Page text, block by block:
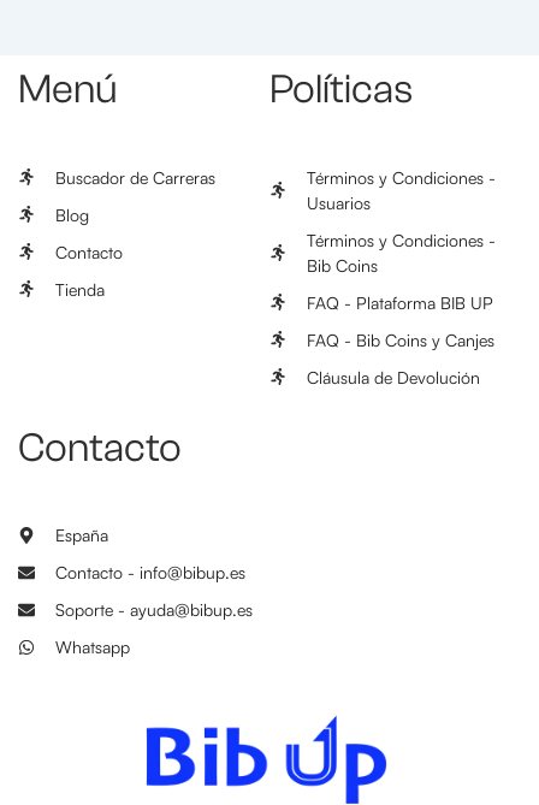
Menú
Buscador de Carreras
Blog
Contacto
Tienda
Políticas
Términos y Condiciones -
Usuarios
Términos y Condiciones -
Bib Coins
FAQ - Plataforma BIB UP
FAQ - Bib Coins y Canjes
Cláusula de Devolución
Contacto
España
Contacto - info@bibup.es
Soporte - ayuda@bibup.es
Whatsapp